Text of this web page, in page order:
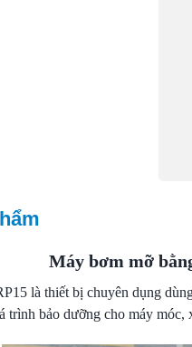
Máy bơm mỡ
là thiết bị chuyên dụng
trình bảo dưỡng cho máy